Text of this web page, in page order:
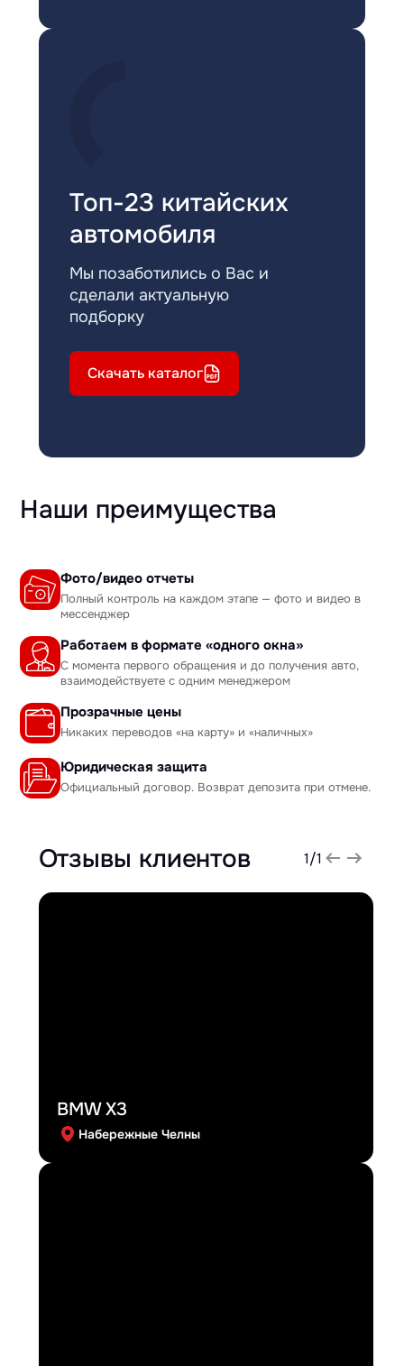
Топ-23 китайских
автомобиля
Мы позаботились о Вас и
сделали актуальную
подборку
Скачать каталог
Наши преимущества
Фото/видео отчеты
Полный контроль на каждом этапе — фото и видео в
мессенджер
Работаем в формате «одного окна»
С момента первого обращения и до получения авто,
взаимодействуете с одним менеджером
Прозрачные цены
Никаких переводов «на карту» и «наличных»
Юридическая защита
Официальный договор. Возврат депозита при отмене.
Отзывы клиентов 1/1
BMW X3
Набережные Челны